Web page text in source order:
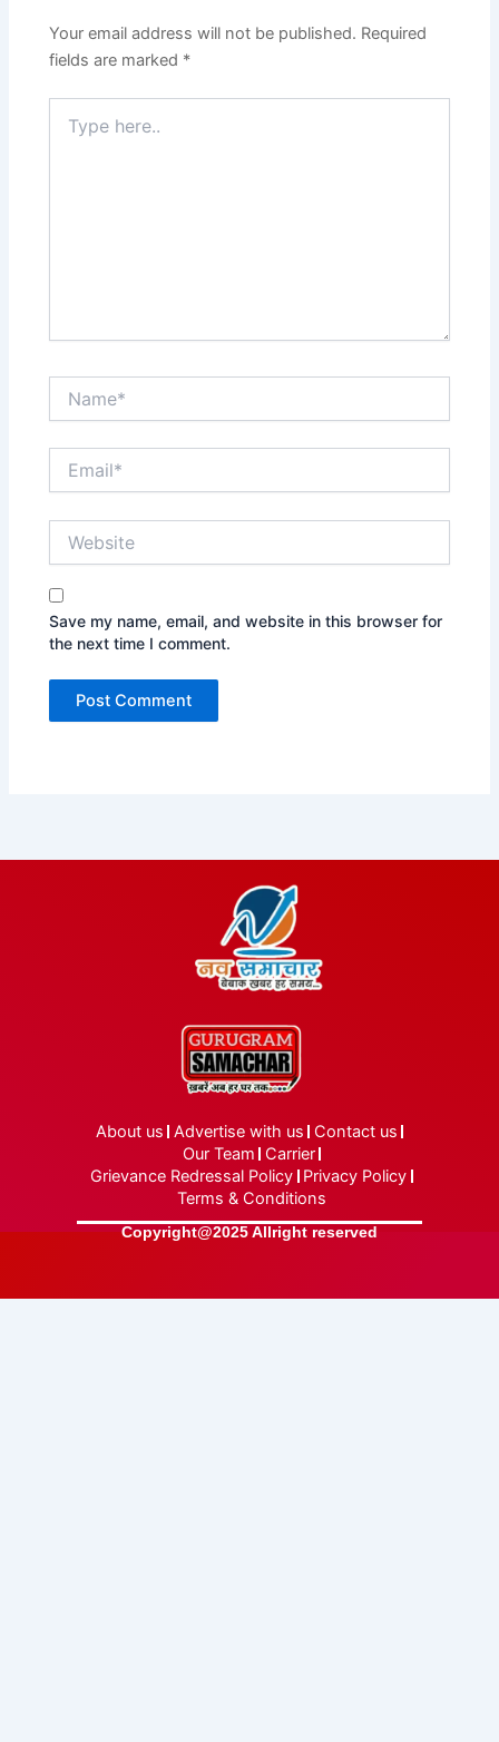
Your email address will not be published. Required
fields are marked *
here..
Save my name, email, and website in this browser for
the next time I comment.
About us Advertise with us Contact us
Our Team Carrier
Grievance Redressal Policy Privacy Policy
Terms & Conditions
Copyright@2025 Allright reserved